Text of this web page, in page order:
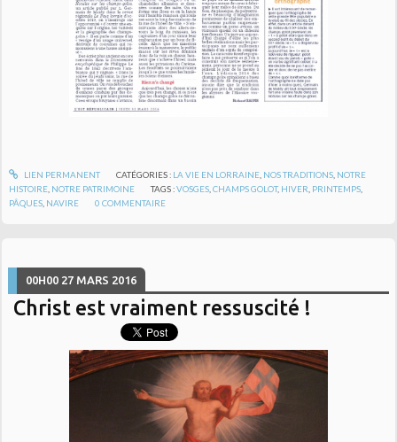
LIEN PERMANENT CATÉGORIES : LA VIE EN LORRAINE, NOS TRADITIONS, NOTRE
HISTOIRE NOTRE PATRIMOINE TAGS :VOSGES ,CHAMPS GOLOT, HIVER PRINTEMPS
PÂQUES NAVIRE 0 COMMENTAIRE
00H00 27 MARS 2016
Christ est vraiment ressuscité !